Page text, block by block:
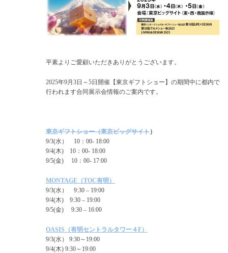
平素よりご愛顧いただきありがとうございます。
2025年9月3日～5日開催【東京ギフトショー】の期間中に都内で
行われます合同展示会情報のご案内です。
東京ギフトショー（東京ビッグサイト）
9/3(水） 10：00- 18:00
9/4(木) 10：00- 18:00
9/5(金) 10：00- 17:00
MONTAGE（TOC有明）
9/3(水） 9:30 – 19:00
9/4(木) 9:30 – 19:00
9/5(金) 9:30 – 16:00
OASIS（有明セントラルタワー４F）
9/3(水） 9:30～19:00
9/4(木) 9:30～19:00